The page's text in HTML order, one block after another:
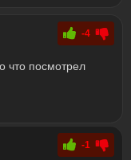
-4
что посмотрел
-1